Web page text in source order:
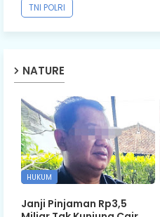
TNI POLRI
NATURE
HUKUM
Janji Pinjaman Rp3,5